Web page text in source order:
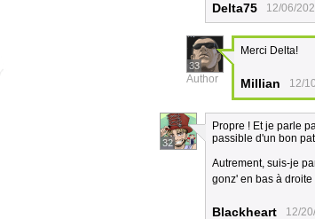
Delta75 12/06/
33
Author
Merci Delta!
Millian 12/
32
Propre ! Et je parle
passible d'un bon
Autrement, suis-je
gonz' en bas à
Blackheart 12/